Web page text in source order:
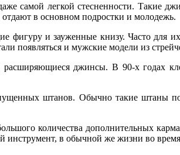
самой легкой стесненности. Такие
в основном подростки и молодежь.
и зауженные книзу. Часто для их
появляться и мужские модели из
джинсы. В 90-х годах
штанов. Обычно такие штаны
количества дополнительных
в обычной же жизни во